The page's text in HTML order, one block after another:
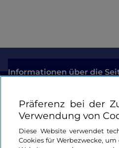
Informationen über die
Nützliche Links
Login
Präferenz bei der
Verwendung von
Diese Website verwendet
Cookies für Werbezwecke,